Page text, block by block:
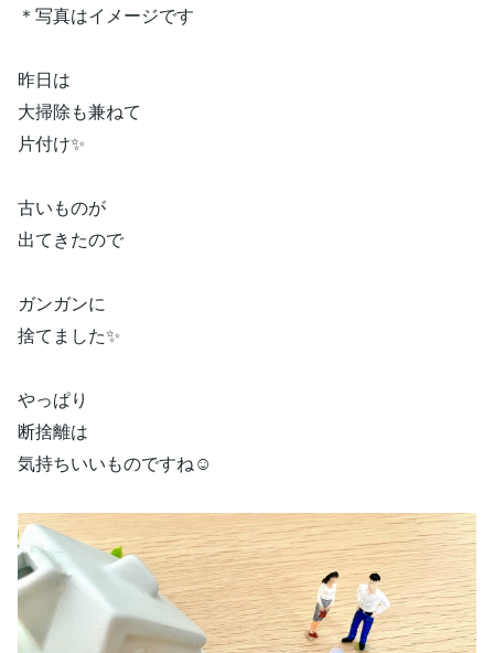
＊写真はイメージです
昨日は
大掃除も兼ねて
片付け✨
古いものが
出てきたので
ガンガンに
捨てました✨
やっぱり
断捨離は
気持ちいいものですね☺️